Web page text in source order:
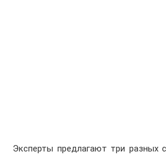
Эксперты предлагают три разных